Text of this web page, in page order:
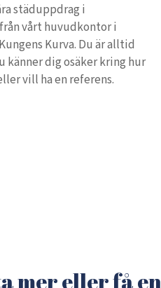
städuppdrag i
vårt huvudkontor i
Kurva. Du är alltid
känner dig osäker kring hur
vill ha en referens.
mer eller få en